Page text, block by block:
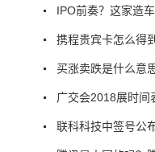
IPO前奏？这家造
携程贵宾卡怎么得
买涨卖跌是什么意
广交会2018展时间
联科科技中签号公